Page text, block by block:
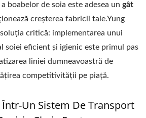
boabelor de soia este adesea un gât
creșterea fabricii tale.Yung
critică: implementarea unui
soiei eficient și igienic este primul pas
liniei dumneavoastră de
competitivității pe piață.
Un Sistem De Transport